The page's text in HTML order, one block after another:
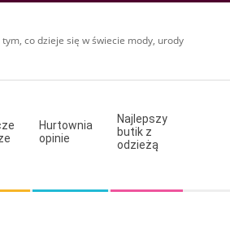
co dzieje się w świecie mody, urody
Hurtownia
opinie
Najlepszy
butik z
odzieżą